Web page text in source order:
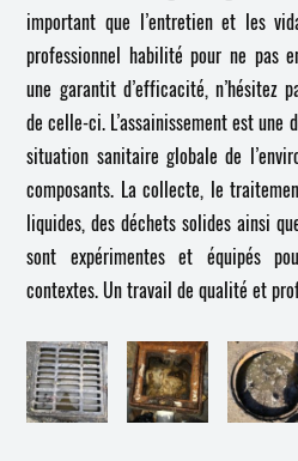
important que l’entretien et les
professionnel habilité pour ne pas
une garantit d’efficacité, n’hésitez
de celle-ci. L’assainissement est
situation sanitaire globale de
composants. La collecte, le
liquides, des déchets solides ainsi
sont expérimentes et équipés
contextes. Un travail de qualité et